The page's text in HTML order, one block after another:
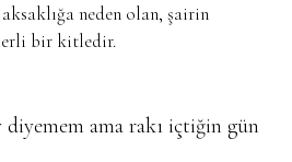
neden olan, şairin
bir kitledir.
ama rakı içtiğin gün